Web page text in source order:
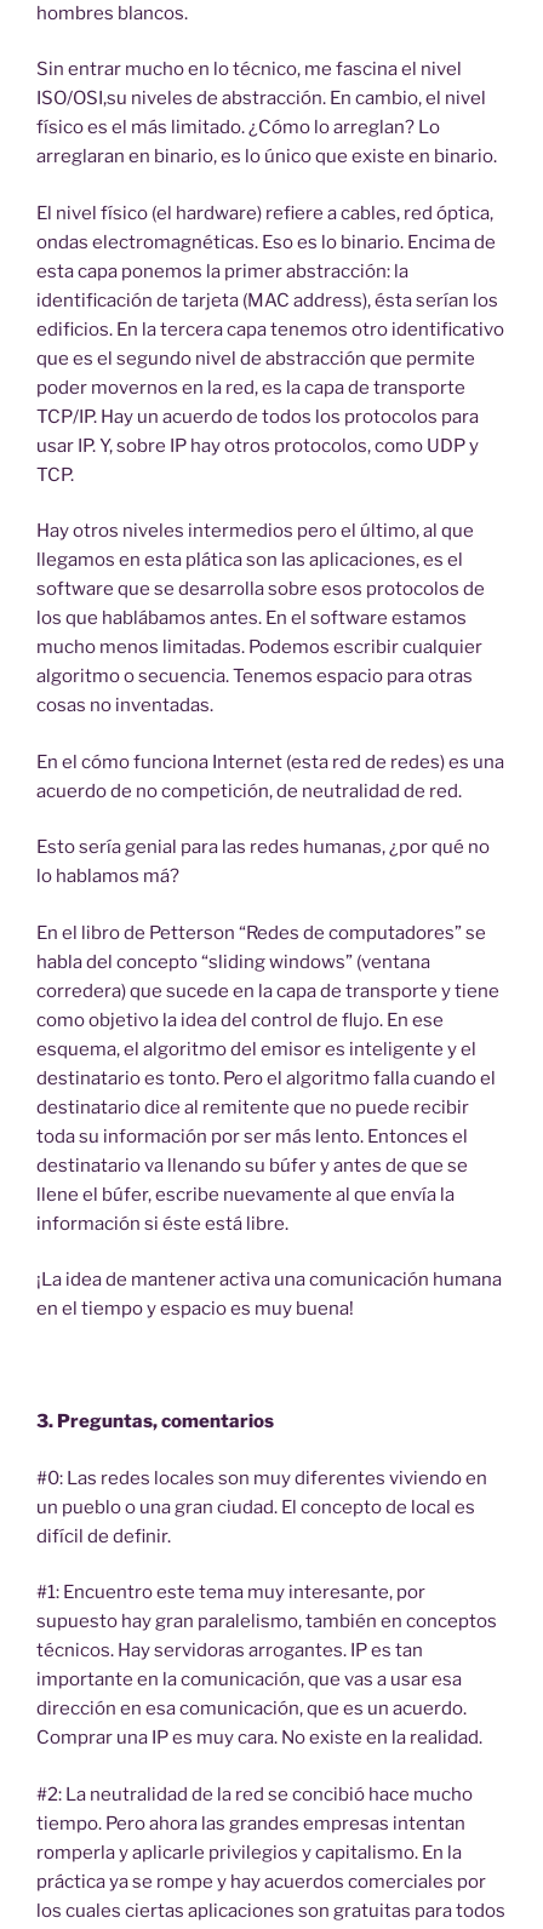
hombres blancos.
Sin entrar mucho en lo técnico, me fascina el nivel
ISO/OSI,su niveles de abstracción. En cambio, el nivel
físico es el más limitado. ¿Cómo lo arreglan? Lo
arreglaran en binario, es lo único que existe en binario.
El nivel físico (el hardware) refiere a cables, red óptica,
ondas electromagnéticas. Eso es lo binario. Encima de
esta capa ponemos la primer abstracción: la
identificación de tarjeta (MAC address), ésta serían los
edificios. En la tercera capa tenemos otro identificativo
que es el segundo nivel de abstracción que permite
poder movernos en la red, es la capa de transporte
TCP/IP. Hay un acuerdo de todos los protocolos para
usar IP. Y, sobre IP hay otros protocolos, como UDP y
TCP.
Hay otros niveles intermedios pero el último, al que
llegamos en esta plática son las aplicaciones, es el
software que se desarrolla sobre esos protocolos de
los que hablábamos antes. En el software estamos
mucho menos limitadas. Podemos escribir cualquier
algoritmo o secuencia. Tenemos espacio para otras
cosas no inventadas.
En el cómo funciona Internet (esta red de redes) es una
acuerdo de no competición, de neutralidad de red.
Esto sería genial para las redes humanas, ¿por qué no
lo hablamos má?
En el libro de Petterson “Redes de computadores” se
habla del concepto “sliding windows” (ventana
corredera) que sucede en la capa de transporte y tiene
como objetivo la idea del control de flujo. En ese
esquema, el algoritmo del emisor es inteligente y el
destinatario es tonto. Pero el algoritmo falla cuando el
destinatario dice al remitente que no puede recibir
toda su información por ser más lento. Entonces el
destinatario va llenando su búfer y antes de que se
llene el búfer, escribe nuevamente al que envía la
información si éste está libre.
¡La idea de mantener activa una comunicación humana
en el tiempo y espacio es muy buena!
3. Preguntas, comentarios
#0: Las redes locales son muy diferentes viviendo en
un pueblo o una gran ciudad. El concepto de local es
difícil de definir.
#1: Encuentro este tema muy interesante, por
supuesto hay gran paralelismo, también en conceptos
técnicos. Hay servidoras arrogantes. IP es tan
importante en la comunicación, que vas a usar esa
dirección en esa comunicación, que es un acuerdo.
Comprar una IP es muy cara. No existe en la realidad.
#2: La neutralidad de la red se concibió hace mucho
tiempo. Pero ahora las grandes empresas intentan
romperla y aplicarle privilegios y capitalismo. En la
práctica ya se rompe y hay acuerdos comerciales por
los cuales ciertas aplicaciones son gratuitas para todos